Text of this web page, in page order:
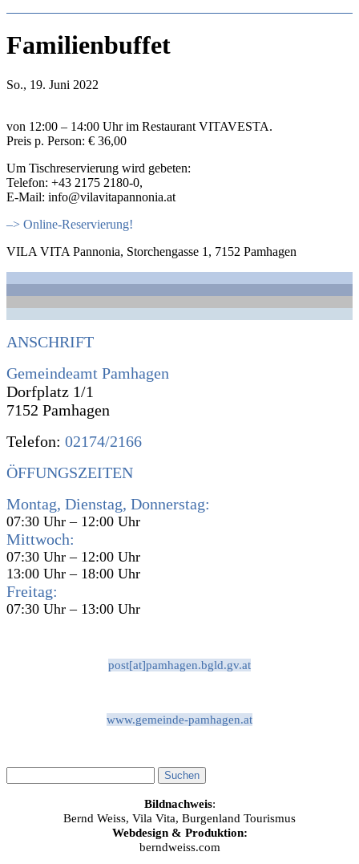
Familienbuffet
So., 19. Juni 2022
von 12:00 – 14:00 Uhr im Restaurant VITAVESTA.
Preis p. Person: € 36,00
Um Tischreservierung wird gebeten:
Telefon: +43 2175 2180-0,
E-Mail: info@vilavitapannonia.at
–> Online-Reservierung!
VILA VITA Pannonia, Storchengasse 1, 7152 Pamhagen
ANSCHRIFT
Gemeindeamt Pamhagen
Dorfplatz 1/1
7152 Pamhagen
Telefon: 02174/2166
ÖFFUNGSZEITEN
Montag, Dienstag, Donnerstag:
07:30 Uhr – 12:00 Uhr
Mittwoch:
07:30 Uhr – 12:00 Uhr
13:00 Uhr – 18:00 Uhr
Freitag:
07:30 Uhr – 13:00 Uhr
post[at]pamhagen.bgld.gv.at
www.gemeinde-pamhagen.at
Bildnachweis:
Bernd Weiss, Vila Vita, Burgenland Tourismus
Webdesign & Produktion:
berndweiss.com